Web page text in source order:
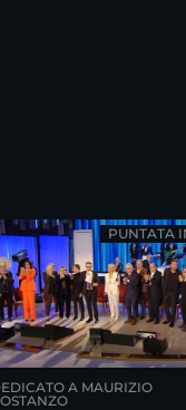
A MAURIZIO
PUNTATA